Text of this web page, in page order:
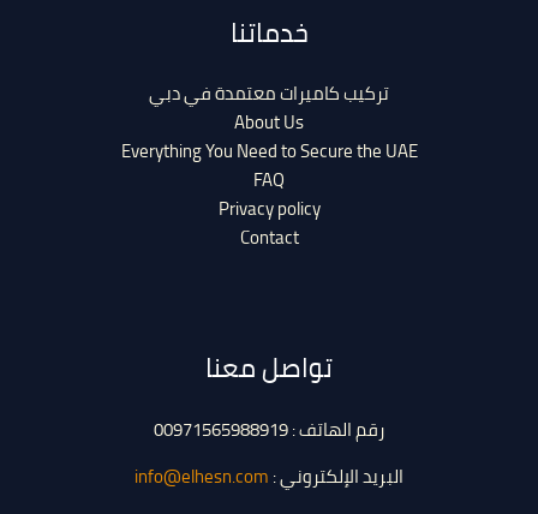
خدماتنا
تركيب كاميرات معتمدة في دبي
About Us
Everything You Need to Secure the UAE
FAQ
Privacy policy
Contact
تواصل معنا
رقم الهاتف : 00971565988919
البريد الإلكتروني :info@elhesn.com